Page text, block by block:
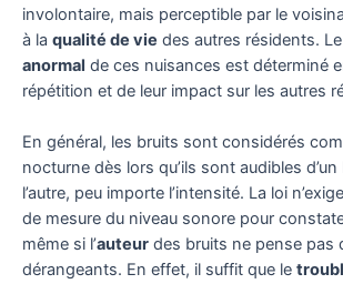
involontaire, mais perceptible par le
à la qualité de vie des autres résidents.
anormal de ces nuisances est déterminé
répétition et de leur impact sur les autres
En général, les bruits sont considérés
nocturne dès lors qu’ils sont audibles
l’autre, peu importe l’intensité. La loi
de mesure du niveau sonore pour
même si l’auteur des bruits ne pense pas
dérangeants. En effet, il suffit que le